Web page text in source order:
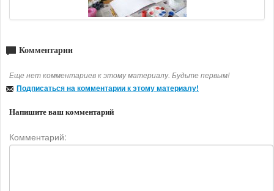
Комментарии
Еще нет комментариев к этому материалу. Будьте первым!
Подписаться на комментарии к этому материалу!
Напишите ваш комментарий
Комментарий: